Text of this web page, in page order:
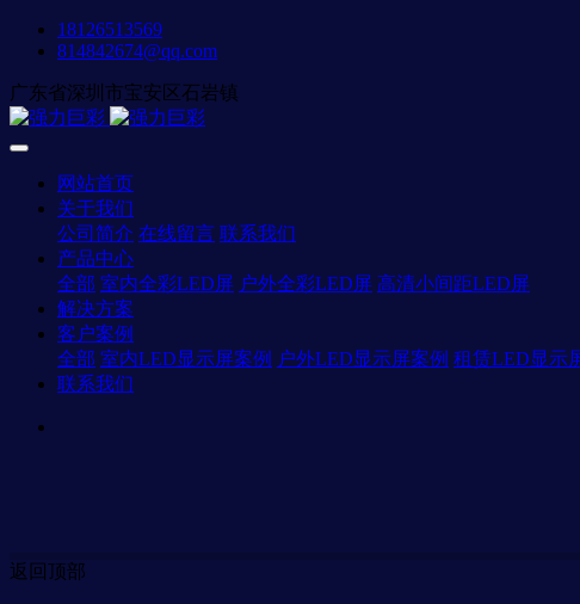
18126513569
814842674@qq.com
广东省深圳市宝安区石岩镇
网站首页
关于我们
公司简介 在线留言 联系我们
产品中心
全部 室内全彩LED屏 户外全彩LED屏 高清小间距LED屏
解决方案
客户案例
全部 室内LED显示屏案例 户外LED显示屏案例 租赁LED显示
联系我们
返回顶部